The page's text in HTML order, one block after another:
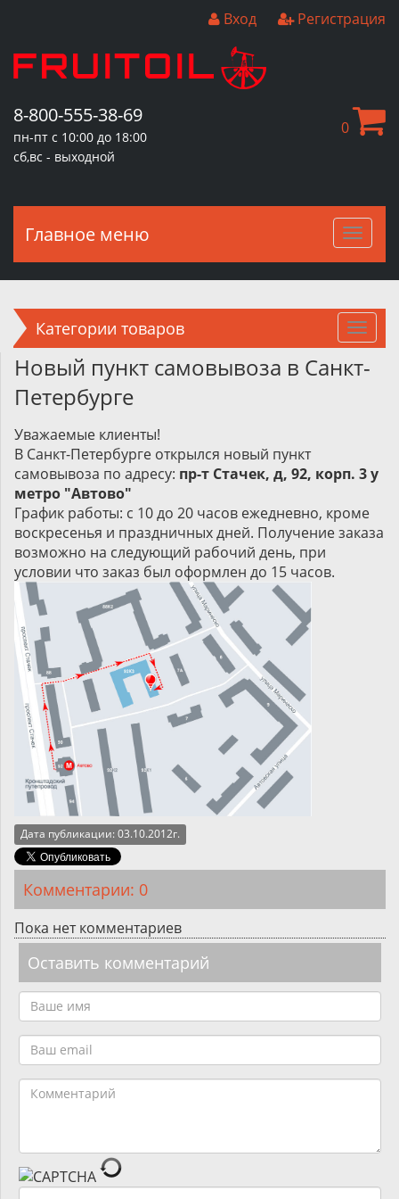
Вход Регистрация
8-800-555-38-69
пн-пт с 10:00 до 18:00
сб,вс - выходной
0
Главное меню
Категории товаров
Новый пункт самовывоза в Санкт-
Петербурге
Уважаемые клиенты!
В Санкт-Петербурге открылся новый пункт
самовывоза по адресу: пр-т Стачек, д, 92, корп. 3 у
метро "Автово"
График работы: с 10 до 20 часов ежедневно, кроме
воскресенья и праздничных дней. Получение заказа
возможно на следующий рабочий день, при
условии что заказ был оформлен до 15 часов.
Дата публикации: 03.10.2012г.
Комментарии: 0
Пока нет комментариев
Оставить комментарий